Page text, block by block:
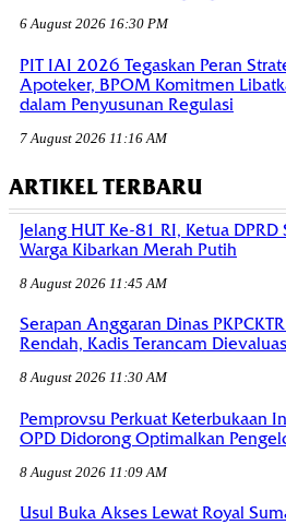
6 August 2026 16:30 PM
PIT IAI 2026 Tegaskan Peran
Apoteker, BPOM Komitmen
dalam Penyusunan Regulasi
7 August 2026 11:16 AM
ARTIKEL TERBARU
Jelang HUT Ke-81 RI, Ketua
Warga Kibarkan Merah Putih
8 August 2026 11:45 AM
Serapan Anggaran Dinas
Rendah, Kadis Terancam
8 August 2026 11:30 AM
Pemprovsu Perkuat Keterbukaan
OPD Didorong Optimalkan
8 August 2026 11:09 AM
Usul Buka Akses Lewat Royal